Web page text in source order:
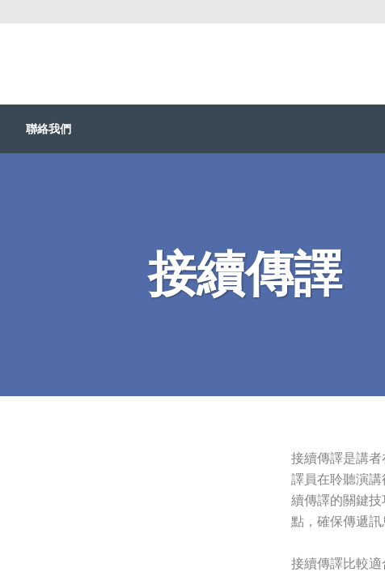
聯絡我們
接續傳譯
接續傳譯是講
譯員在聆聽演
續傳譯的關鍵
點，確保傳遞訊
接續傳譯比較